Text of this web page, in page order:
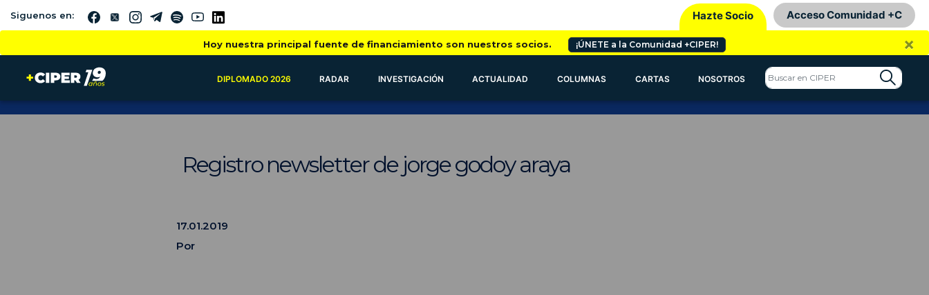
Siguenos en: Hazte Socio Acceso Comunidad +C
Hoy nuestra principal fuente de financiamiento son nuestros socios. ¡ÚNETE a la Comunidad +CIPER! ×
DIPLOMADO 2026 RADAR INVESTIGACIÓN ACTUALIDAD COLUMNAS CARTAS NOSOTROS
Registro newsletter de jorge godoy araya
17.01.2019
Por